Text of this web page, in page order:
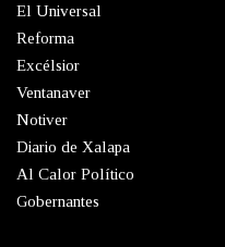
El Universal
Reforma
Excélsior
Ventanaver
Notiver
Diario de Xalapa
Al Calor Político
Gobernantes